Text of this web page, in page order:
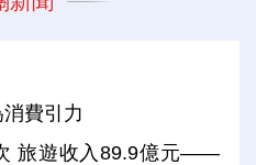
費引力
旅遊收入89.9億元——